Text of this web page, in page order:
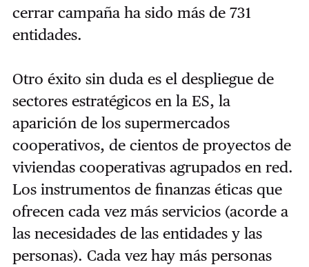
cerrar campaña ha sido más de 731
entidades.
Otro éxito sin duda es el despliegue de
sectores estratégicos en la ES, la
aparición de los supermercados
cooperativos, de cientos de proyectos de
viviendas cooperativas agrupados en red.
Los instrumentos de finanzas éticas que
ofrecen cada vez más servicios (acorde a
las necesidades de las entidades y las
personas). Cada vez hay más personas